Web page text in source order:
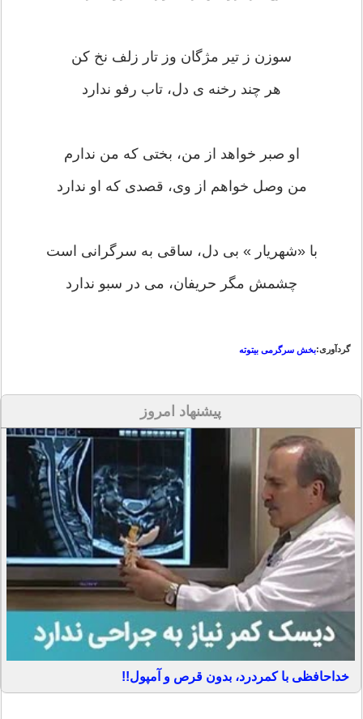
ﺳﻮﺯﻥ ﺯ ﺗﯿﺮ ﻣﮋﮔﺎﻥ ﻭﺯ ﺗﺎﺭ ﺯﻟﻒ ﻧﺦ ﮐﻦ
ﻫﺮ ﭼﻨﺪ ﺭﺧﻨﻪ ﯼ ﺩﻝ، ﺗﺎﺏ ﺭﻓﻮ ﻧﺪﺍﺭﺩ
ﺍﻭ ﺻﺒﺮ ﺧﻮﺍﻫﺪ ﺍﺯ ﻣﻦ، ﺑﺨﺘﯽ ﮐﻪ ﻣﻦ ﻧﺪﺍﺭﻡ
ﻣﻦ ﻭﺻﻞ ﺧﻮﺍﻫﻢ ﺍﺯ ﻭﯼ، ﻗﺼﺪﯼ ﮐﻪ ﺍﻭ ﻧﺪﺍﺭﺩ
ﺑﺎ ‏«ﺷﻬﺮﯾﺎﺭ ‏» ﺑﯽ ﺩﻝ، ﺳﺎﻗﯽ ﺑﻪ ﺳﺮﮔﺮﺍﻧﯽ ﺍﺳﺖ
ﭼﺸﻤﺶ ﻣﮕﺮ ﺣﺮﯾﻔﺎﻥ، ﻣﯽ ﺩﺭ ﺳﺒﻮ ﻧﺪﺍﺭﺩ
گردآوری:بخش سرگرمی بیتوته
پیشنهاد امروز
خداحافظی با کمردرد، بدون قرص و آمپول!!